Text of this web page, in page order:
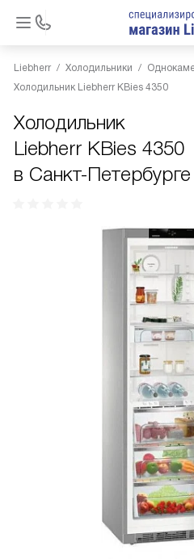
Liebherr Холодильники
Холодильник Liebherr KBies 4350
Холодильник
Liebherr KBies 4350
в Санкт-Петербурге